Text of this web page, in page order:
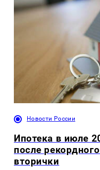
Новости России
Ипотека в июле
после
вторички